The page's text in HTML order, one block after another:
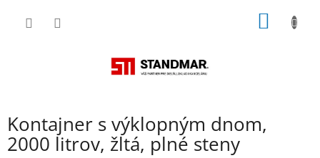
Kontajner s výklopným dnom,
2000 litrov, žltá, plné steny